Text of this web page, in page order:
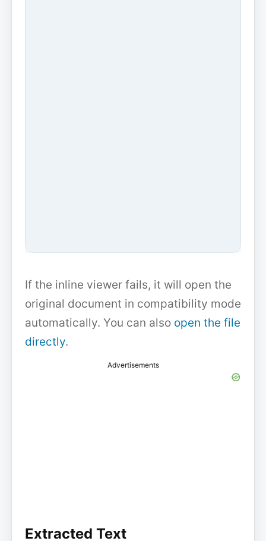
If the inline viewer fails, it will open the
original document in compatibility mode
automatically. You can also open the file
directly.
Advertisements
Extracted Text